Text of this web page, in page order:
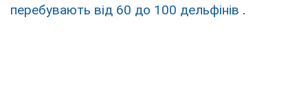
перебувають від 60 до 100 дельфінів .